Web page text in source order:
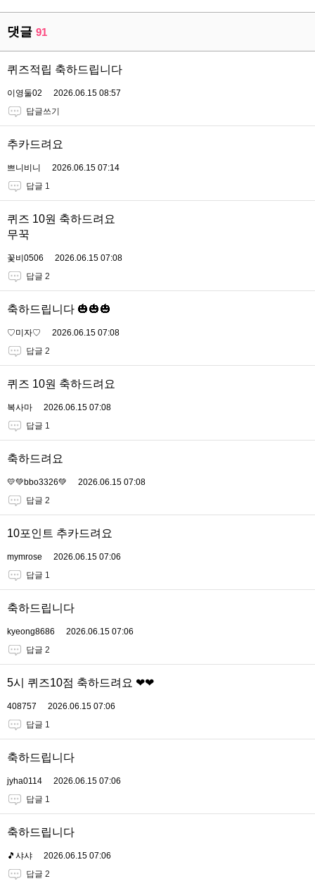
댓글 91
퀴즈적립 축하드립니다
이영둘02
2026.06.15 08:57
답글쓰기
추카드려요
쁘니비니
2026.06.15 07:14
답글 1
퀴즈 10원 축하드려요
무꾹
꽃비0506
2026.06.15 07:08
답글 2
축하드립니다 🎃🎃🎃
♡미자♡
2026.06.15 07:08
답글 2
퀴즈 10원 축하드려요
복사마
2026.06.15 07:08
답글 1
축하드려요
💛💚bbo3326💚
2026.06.15 07:08
답글 2
10포인트 추카드려요
mymrose
2026.06.15 07:06
답글 1
축하드립니다
kyeong8686
2026.06.15 07:06
답글 2
5시 퀴즈10점 축하드려요 ❤❤
408757
2026.06.15 07:06
답글 1
축하드립니다
jyha0114
2026.06.15 07:06
답글 1
축하드립니다
🎵샤샤
2026.06.15 07:06
답글 2